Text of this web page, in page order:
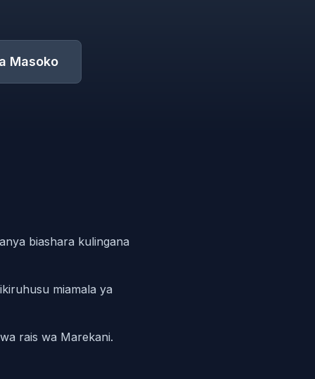
Masoko
biashara kulingana
miamala ya
rais wa Marekani.